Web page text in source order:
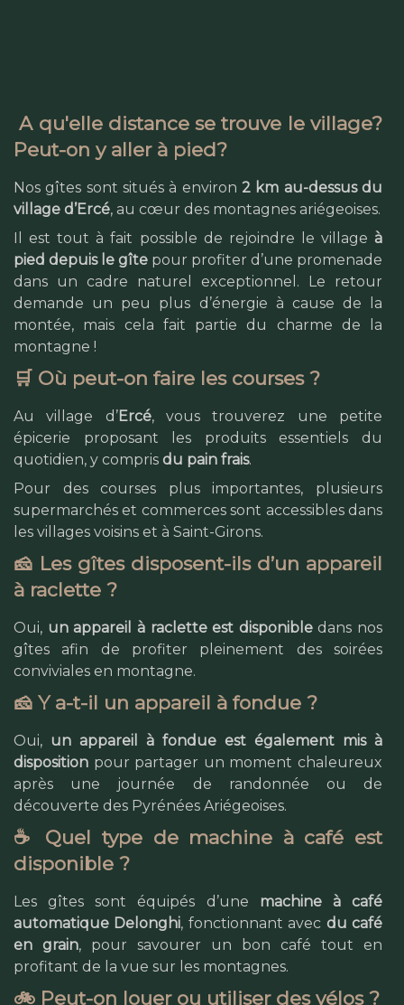
A qu'elle distance se trouve le village?
Peut-on y aller à pied?
Nos gîtes sont situés à environ 2 km au-dessus du
village d’Ercé, au cœur des montagnes ariégeoises.
Il est tout à fait possible de rejoindre le village à
pied depuis le gîte pour profiter d’une promenade
dans un cadre naturel exceptionnel. Le retour
demande un peu plus d’énergie à cause de la
montée, mais cela fait partie du charme de la
montagne !
🛒 Où peut-on faire les courses ?
Au village d’Ercé, vous trouverez une petite
épicerie proposant les produits essentiels du
quotidien, y compris du pain frais.
Pour des courses plus importantes, plusieurs
supermarchés et commerces sont accessibles dans
les villages voisins et à Saint-Girons.
🧀 Les gîtes disposent-ils d’un appareil
à raclette ?
Oui, un appareil à raclette est disponibledans nos
gîtes afin de profiter pleinement des soirées
conviviales en montagne.
🧀 Y a-t-il un appareil à fondue ?
Oui, un appareil à fondue est également mis à
disposition pour partager un moment chaleureux
après une journée de randonnée ou de
découverte des Pyrénées Ariégeoises.
☕ Quel type de machine à café est
disponible ?
Les gîtes sont équipés d’une machine à café
automatique Delonghi, fonctionnant avec du café
en grain, pour savourer un bon café tout en
profitant de la vue sur les montagnes.
🚲 Peut-on louer ou utiliser des vélos ?